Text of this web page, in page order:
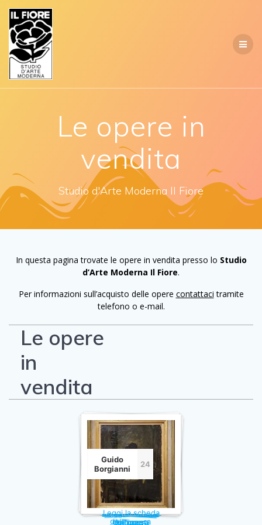
Le opere in
vendita
Studio d'Arte Moderna Il Fiore
In questa pagina trovate le opere in vendita presso lo Studio
d’Arte Moderna Il Fiore.
Per informazioni sull’acquisto delle opere contattaci tramite
telefono o e-mail.
Le opere
in
vendita
Leggi la scheda
dell'opera
Guido
Borgianni
24
Leggi la scheda
dell'opera
Leggi la scheda
dell'opera
Leggi la scheda
dell'opera